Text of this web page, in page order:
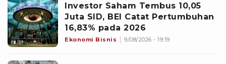
Investor Saham Tembus 10,05
Juta SID, BEI Catat Pertumbuhan
16,83% pada 2026
Ekonomi Bisnis 9/08/2026 - 19:19